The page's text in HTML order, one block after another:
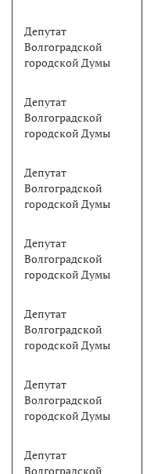
Депутат
Волгоградской
городской Думы
Депутат
Волгоградской
городской Думы
Депутат
Волгоградской
городской Думы
Депутат
Волгоградской
городской Думы
Депутат
Волгоградской
городской Думы
Депутат
Волгоградской
городской Думы
Депутат
Волгоградской